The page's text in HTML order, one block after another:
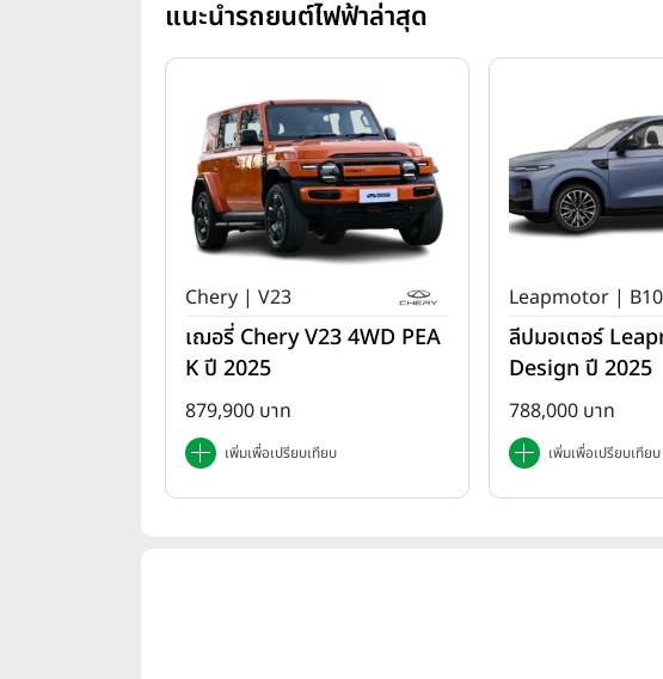
แนะนำรถยนต์ไฟฟ้าล่าสุด
Chery | V23
เฌอรี่ Chery V23 4WD PEA
K ปี 2025
879,900 บาท
เพิ่มเพื่อเปรียบเทียบ
Leapmotor | B10
ลีปมอเตอร์
Design ปี 2025
788,000 บาท
เพิ่มเพื่อเปรียบเทียบ